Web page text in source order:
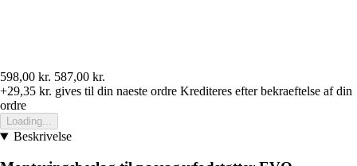
598,00 kr. 587,00 kr.
+29,35 kr. gives til din naeste ordre Krediteres efter bekraeftelse af din
ordre
Loading...
Beskrivelse